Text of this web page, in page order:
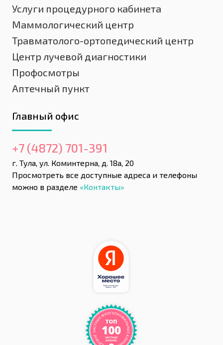
Услуги процедурного кабинета
Маммологический центр
Травматолого-ортопедический центр
Центр лучевой диагностики
Профосмотры
Аптечный пункт
Главный офис
+7 (4872) 701-391
г. Тула, ул. Коминтерна, д. 18а, 20
Просмотреть все доступные адреса и телефоны
можно в разделе «Контакты»